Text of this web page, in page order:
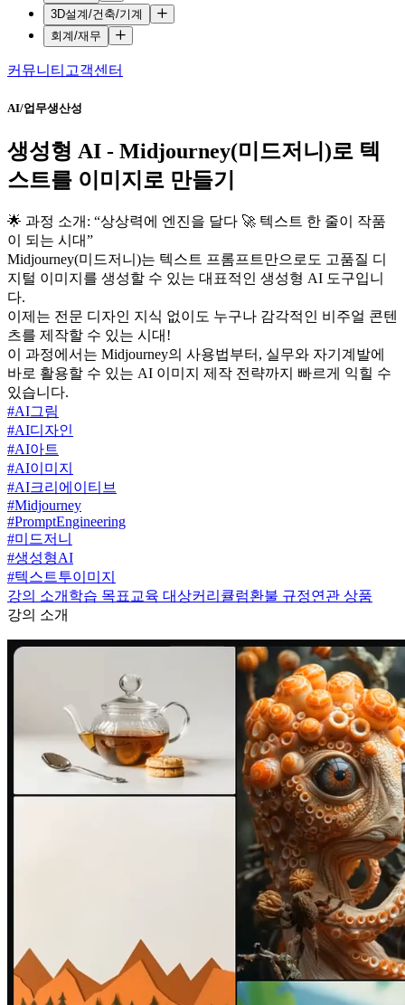
3D설계/건축/기계
회계/재무
커뮤니티 고객센터
AI/업무생산성
생성형 AI - Midjourney(미드저니)로 텍
스트를 이미지로 만들기
🌟 과정 소개: “상상력에 엔진을 달다 🚀 텍스트 한 줄이 작품
이 되는 시대”
Midjourney(미드저니)는 텍스트 프롬프트만으로도 고품질 디
지털 이미지를 생성할 수 있는 대표적인 생성형 AI 도구입니
다.
이제는 전문 디자인 지식 없이도 누구나 감각적인 비주얼 콘텐
츠를 제작할 수 있는 시대!
이 과정에서는 Midjourney의 사용법부터, 실무와 자기계발에
바로 활용할 수 있는 AI 이미지 제작 전략까지 빠르게 익힐 수
있습니다.
#AI그림
#AI디자인
#AI아트
#AI이미지
#AI크리에이티브
#Midjourney
#PromptEngineering
#미드저니
#생성형AI
#텍스트투이미지
강의 소개 학습 목표 교육 대상커리큘럼환불 규정연관 상품
강의 소개